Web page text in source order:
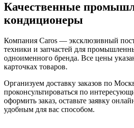
Качественные
кондиционеры
Компания Caros — эксклюзивный
техники и запчастей для
одноименного бренда. Все цены
карточках товаров.
Организуем доставку заказов по
проконсультироваться по
оформить заказ, оставьте заявку
удобным для вас способом.